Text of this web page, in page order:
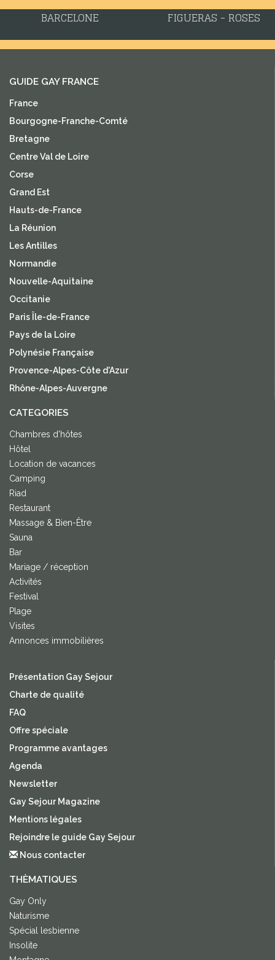
BARCELONE FIGUERAS - ROSES
GUIDE GAY FRANCE
France
Bourgogne-Franche-Comté
Bretagne
Centre Val de Loire
Corse
Grand Est
Hauts-de-France
La Réunion
Les Antilles
Normandie
Nouvelle-Aquitaine
Occitanie
Paris Île-de-France
Pays de la Loire
Polynésie Française
Provence-Alpes-Côte d'Azur
Rhône-Alpes-Auvergne
CATEGORIES
Chambres d'hôtes
Hôtel
Location de vacances
Camping
Riad
Restaurant
Massage & Bien-Être
Sauna
Bar
Mariage / réception
Activités
Festival
Plage
Visites
Annonces immobilières
Présentation Gay Sejour
Charte de qualité
FAQ
Offre spéciale
Programme avantages
Agenda
Newsletter
Gay Sejour Magazine
Mentions légales
Rejoindre le guide Gay Sejour
Nous contacter
THÈMATIQUES
Gay Only
Naturisme
Spécial lesbienne
Insolite